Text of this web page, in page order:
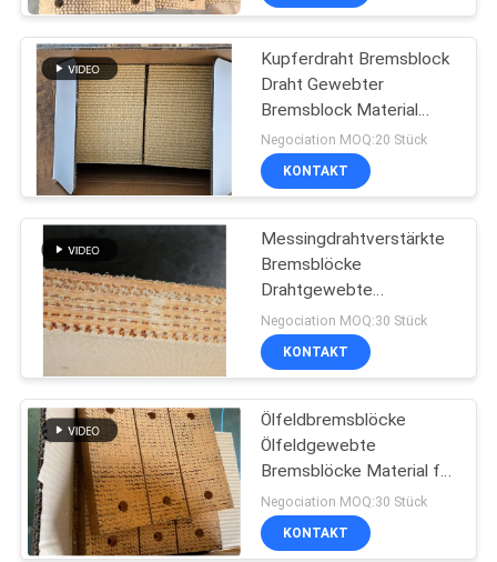
Kupferdraht Bremsblock
Draht Gewebter
Bremsblock Material
Messingdraht verstärkt
Negociation MOQ:20 Stück
KONTAKT
Messingdrahtverstärkte
Bremsblöcke
Drahtgewebte
Bremsblöcke für
Ölbrunnen
Negociation MOQ:30 Stück
KONTAKT
Ölfeldbremsblöcke
Ölfeldgewebte
Bremsblöcke Material für
Pile Driver Bohrgerät
Negociation MOQ:30 Stück
KONTAKT